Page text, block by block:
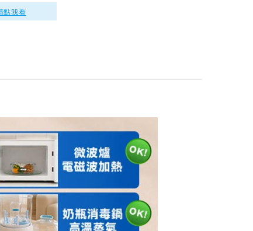
點我看
EPSON LK-6NB3 S
EPSON LK-6JBJ S
656426 標籤帶 消
光霧面奶茶底黑字2
4mm
$589